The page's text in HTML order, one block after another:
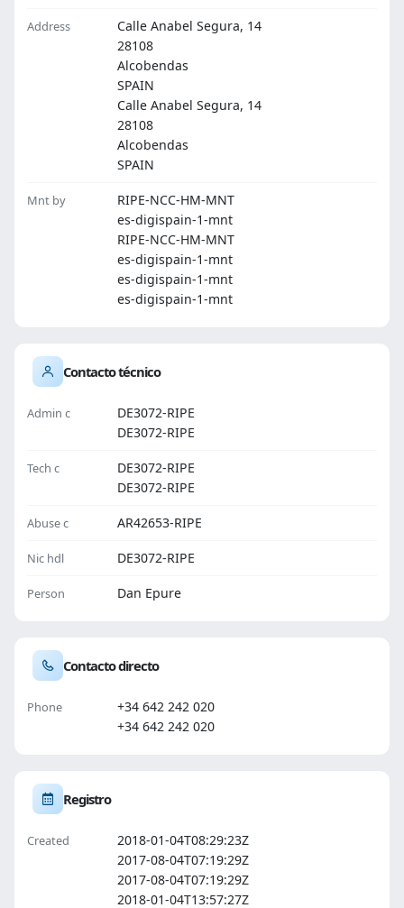
Address
Calle Anabel Segura, 14
28108
Alcobendas
SPAIN
Calle Anabel Segura, 14
28108
Alcobendas
SPAIN
Mnt by
RIPE-NCC-HM-MNT
es-digispain-1-mnt
RIPE-NCC-HM-MNT
es-digispain-1-mnt
es-digispain-1-mnt
es-digispain-1-mnt
Contacto técnico
Admin c
DE3072-RIPE
DE3072-RIPE
Tech c
DE3072-RIPE
DE3072-RIPE
Abuse c AR42653-RIPE
Nic hdl DE3072-RIPE
Person Dan Epure
Contacto directo
Phone
+34 642 242 020
+34 642 242 020
Registro
Created
2018-01-04T08:29:23Z
2017-08-04T07:19:29Z
2017-08-04T07:19:29Z
2018-01-04T13:57:27Z